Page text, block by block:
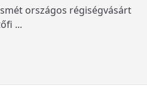
országos régiségvásárt
...